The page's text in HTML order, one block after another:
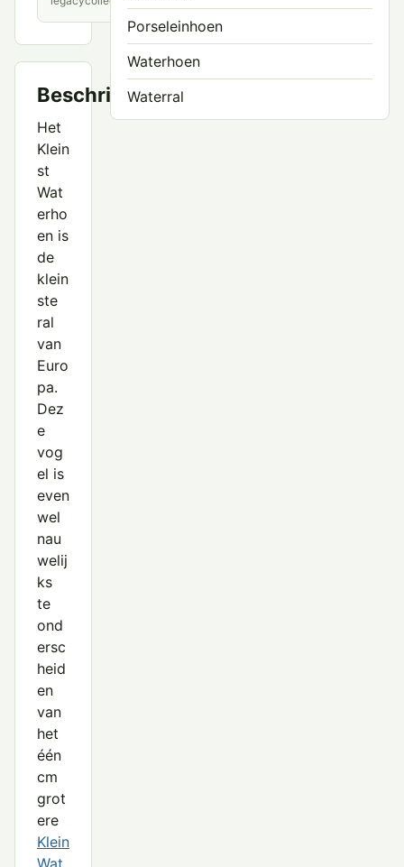
Beschrijving
Het
Klein
st
Wat
erho
en is
de
klein
ste
ral
van
Euro
pa.
Dez
e
vog
el is
even
wel
nau
welij
ks
te
ond
ersc
heid
en
van
het
één
cm
grot
ere
Klein
Wat
Porseleinhoen
Waterhoen
Waterral